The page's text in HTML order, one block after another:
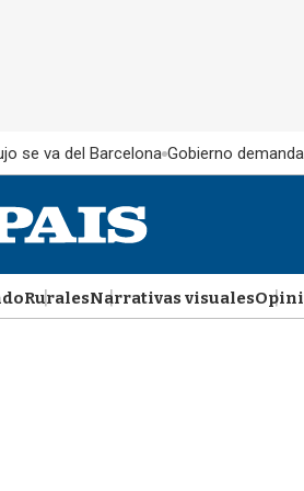
se va del Barcelona Gobierno
RuralesNarrativas visuales